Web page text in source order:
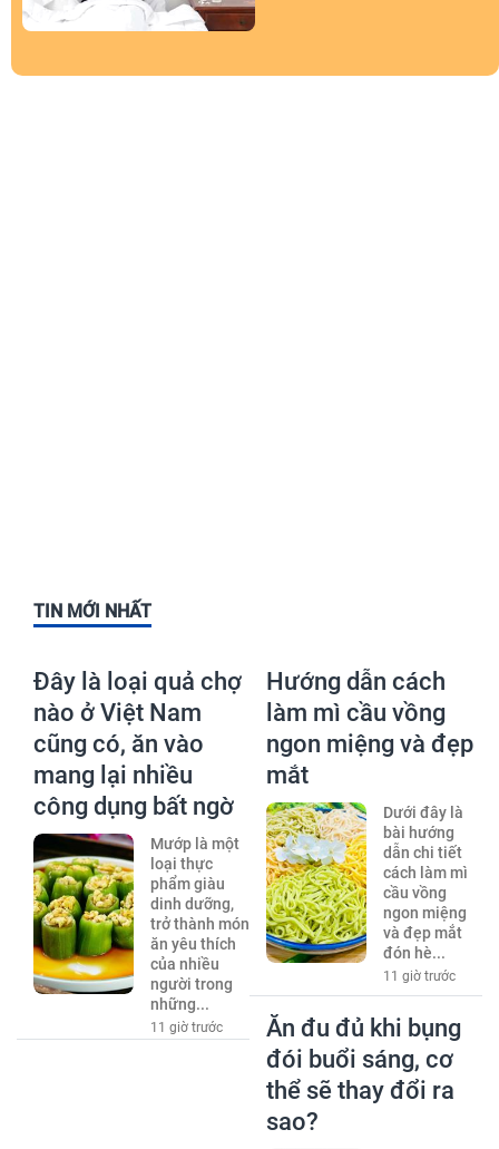
TIN MỚI NHẤT
Đây là loại quả chợ
nào ở Việt Nam
cũng có, ăn vào
mang lại nhiều
công dụng bất ngờ
Mướp là một
loại thực
phẩm giàu
dinh dưỡng,
trở thành món
ăn yêu thích
của nhiều
người trong
những...
11 giờ trước
Hướng dẫn cách
làm mì cầu vồng
ngon miệng và đẹp
mắt
Dưới đây là
bài hướng
dẫn chi tiết
cách làm mì
cầu vồng
ngon miệng
và đẹp mắt
đón hè...
11 giờ trước
Ăn đu đủ khi bụng
đói buổi sáng, cơ
thể sẽ thay đổi ra
sao?